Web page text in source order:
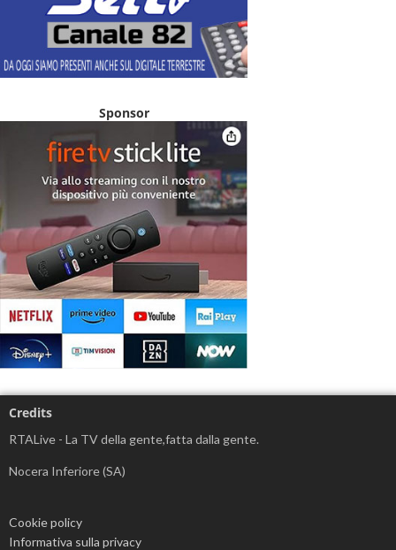
Sponsor
Credits
RTALive - La TV della gente,fatta dalla gente.
Nocera Inferiore (SA)
Cookie policy
Informativa sulla privacy